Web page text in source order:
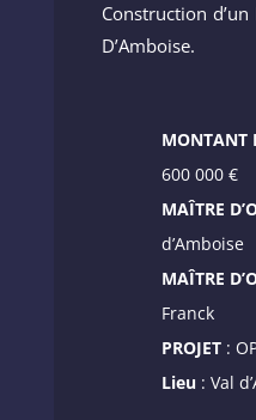
Construction
D’Amboise.
MONTANT
600 000 €
MAÎTRE
d’Amboise
MAÎTRE
Franck
PROJET:
Lieu : Val